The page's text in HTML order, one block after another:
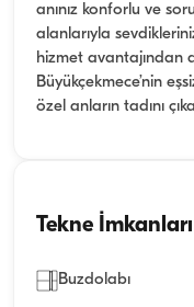
anınız konforlu ve
alanlarıyla
hizmet avantajından
Büyükçekmece’nin
özel anların tadını
Tekne İmkanları
Buzdolabı